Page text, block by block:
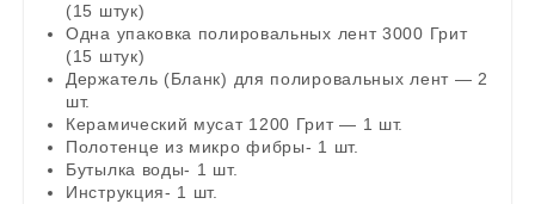
(15 штук)
Одна упаковка полировальных лент 3000 Грит
(15 штук)
Держатель (Бланк) для полировальных лент — 2
шт.
Керамический мусат 1200 Грит — 1 шт.
Полотенце из микро фибры- 1 шт.
Бутылка воды- 1 шт.
Инструкция- 1 шт.